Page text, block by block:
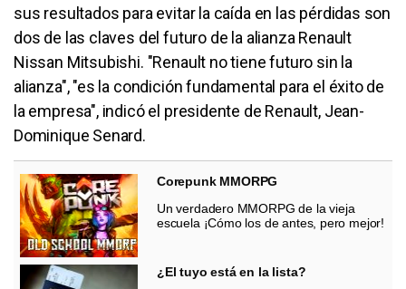
sus resultados para evitar la caída en las pérdidas son
dos de las claves del futuro de la alianza Renault
Nissan Mitsubishi. "Renault no tiene futuro sin la
alianza", "es la condición fundamental para el éxito de
la empresa", indicó el presidente de Renault, Jean-
Dominique Senard.
Corepunk MMORPG
Un verdadero MMORPG de la vieja
escuela ¡Cómo los de antes, pero mejor!
¿El tuyo está en la lista?